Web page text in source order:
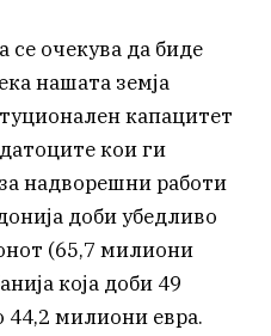
се очекува да биде
нашата земја
капацитет
кои ги
надворешни работи
доби убедливо
(65,7 милиони
која доби 49
милиони евра.